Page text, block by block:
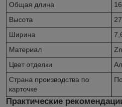
Общая длина
Высота
Ширина
Материал
Цвет отделки
Страна производства по
карточке
Практические